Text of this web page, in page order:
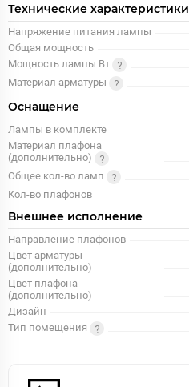
Технические характеристики
Напряжение питания лампы
Общая мощность
Мощность лампы Вт
Материал арматуры
Оснащение
Лампы в комплекте
Материал плафона
(дополнительно)
Общее кол-во ламп
Кол-во плафонов
Внешнее исполнение
Направление плафонов
Цвет арматуры
(дополнительно)
Цвет плафона
(дополнительно)
Дизайн
Тип помещения